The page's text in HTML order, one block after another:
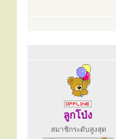
ลูกโป่ง
สมาชิกระดับสูงสุด